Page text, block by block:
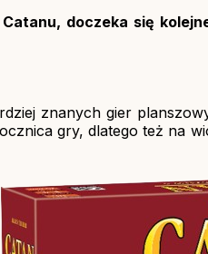
doczeka się
znanych gier
gry, dlatego też na